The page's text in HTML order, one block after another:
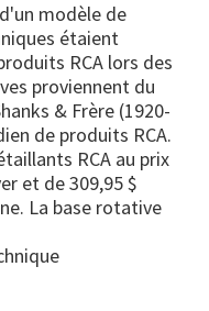
modèle de
étaient
RCA lors des
proviennent du
& Frère (1920-
de produits RCA.
RCA au prix
et de 309,95 $
La base rotative